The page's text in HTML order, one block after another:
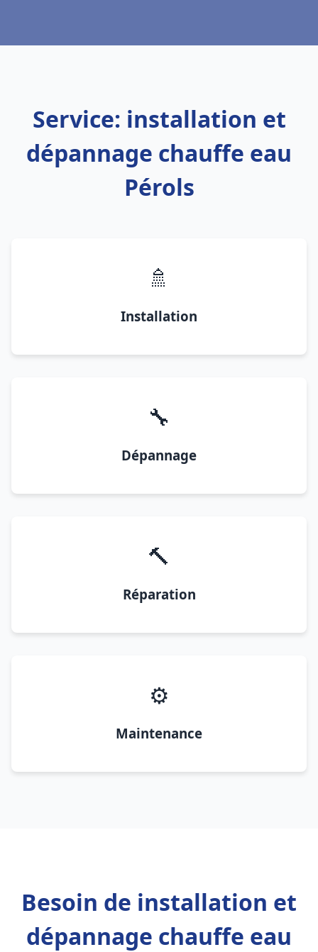
Service: installation et
dépannage chauffe eau
Pérols
🚿
Installation
🔧
Dépannage
🔨
Réparation
⚙️
Maintenance
Besoin de installation et
dépannage chauffe eau